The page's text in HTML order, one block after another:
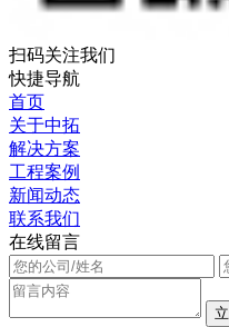
扫码关注我们
快捷导航
首页
关于中拓
解决方案
工程案例
新闻动态
联系我们
在线留言